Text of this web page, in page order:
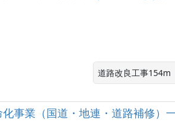
道路改良工事154m
化事業（国道・地連・道路補修